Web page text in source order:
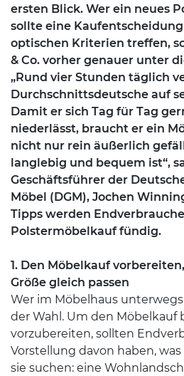
ersten Blick. Wer ein neues
sollte eine
optischen Kriterien treffen,
& Co. vorher genauer unter
„Rund vier Stunden täglich
Durchschnittsdeutsche auf
Damit er sich Tag für Tag
niederlässt, braucht er ein
nicht nur rein äußerlich
langlebig und bequem ist“,
Geschäftsführer der
Möbel (DGM), Jochen
Tipps werden
Polstermöbelkauf fündig.
1. Den Möbelkauf
Größe gleich passen
Wer im Möbelhaus unterwegs
der Wahl. Um den Möbelkauf
vorzubereiten, sollten
Vorstellung davon haben,
sie suchen: eine